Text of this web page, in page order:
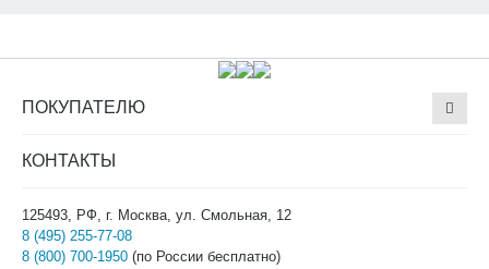
ПОКУПАТЕЛЮ
КОНТАКТЫ
125493, РФ, г. Москва, ул. Смольная, 12
8 (495) 255-77-08
8 (800) 700-1950 (по России бесплатно)